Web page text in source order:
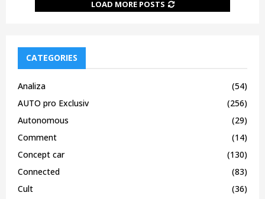
LOAD MORE POSTS
CATEGORIES
Analiza
(54)
AUTO pro Exclusiv
(256)
Autonomous
(29)
Comment
(14)
Concept car
(130)
Connected
(83)
Cult
(36)